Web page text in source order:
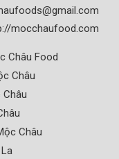
mocchaufood.com
Châu Food
Châu
Châu